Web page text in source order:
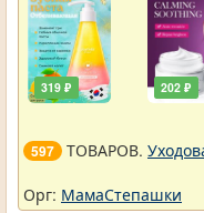
319 ₽ 202 ₽
597 ТОВАРОВ.
Орг: МамаСтепашки